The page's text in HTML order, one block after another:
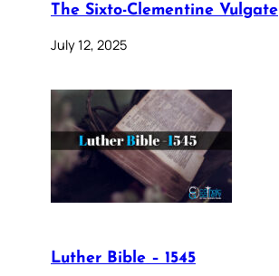
The Sixto-Clementine Vulgate
July 12, 2025
Luther Bible – 1545